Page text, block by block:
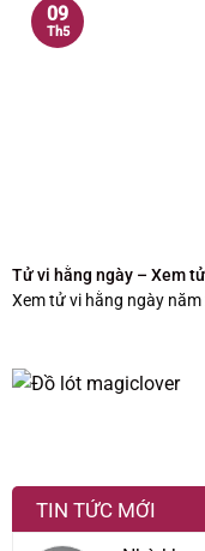
Tử vi hằng ngày – Xem
Xem tử vi hằng ngày
09
Th5
TIN TỨC MỚI